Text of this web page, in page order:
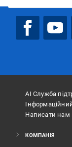
АІ Служба
Написати нам
КОМПАНІЯ